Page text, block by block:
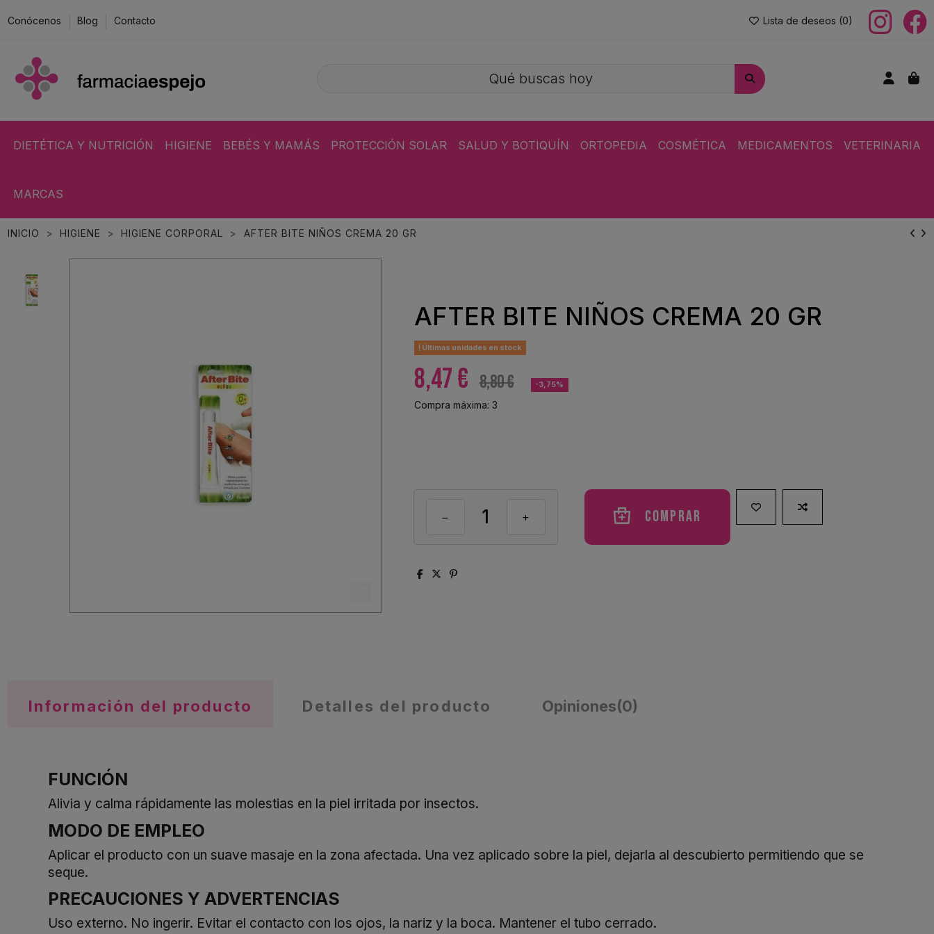
Conócenos Blog Contacto Lista de deseos (0)
DIETÉTICA Y NUTRICIÓN HIGIENE BEBÉS Y MAMÁS PROTECCIÓN SOLAR SALUD Y BOTIQUÍN ORTOPEDIA COSMÉTICA MEDICAMENTOS VETERINARIA
MARCAS
INICIO HIGIENE HIGIENE CORPORAL AFTER BITE NIÑOS CREMA 20 GR
AFTER BITE NIÑOS CREMA 20 GR
Últimas unidades en stock
8,47 € 8,80 € -3,75%
Compra máxima: 3
Comprar
Información del producto Detalles del producto Opiniones(0)
FUNCIÓN
Alivia y calma rápidamente las molestias en la piel irritada por insectos.
MODO DE EMPLEO
Aplicar el producto con un suave masaje en la zona afectada. Una vez aplicado sobre la piel, dejarla al descubierto permitiendo que se
seque.
PRECAUCIONES Y ADVERTENCIAS
Uso externo. No ingerir. Evitar el contacto con los ojos, la nariz y la boca. Mantener el tubo cerrado.